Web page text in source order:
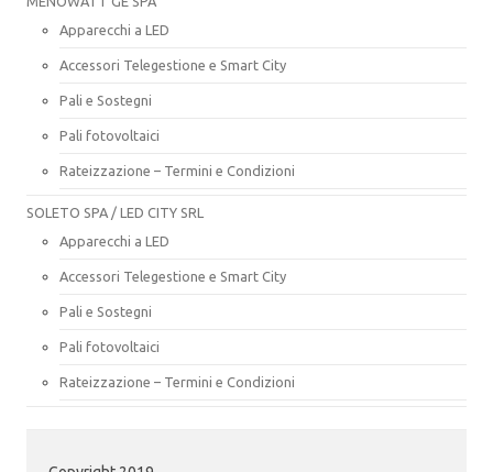
Apparecchi a LED
Accessori Telegestione e Smart City
Pali e Sostegni
Pali fotovoltaici
Rateizzazione – Termini e Condizioni
SOLETO SPA / LED CITY SRL
Apparecchi a LED
Accessori Telegestione e Smart City
Pali e Sostegni
Pali fotovoltaici
Rateizzazione – Termini e Condizioni